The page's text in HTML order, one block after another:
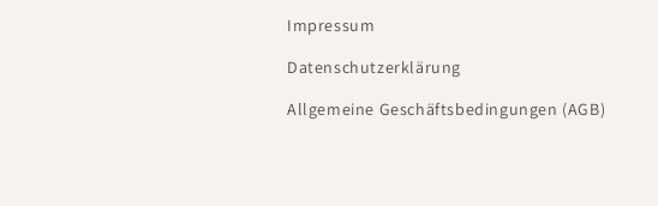
Impressum
Datenschutzerklärung
Allgemeine Geschäftsbedingungen (AGB)